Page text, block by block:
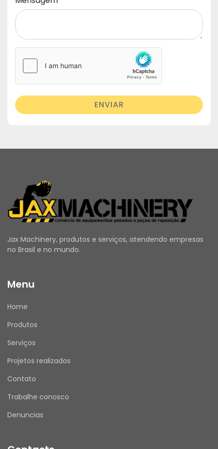
ENVIAR
Jax Machinery, produtos e serviços, atendendo empresas
no Brasil e no mundo.
Menu
Home
Produtos
Serviços
Projetos realizados
Contato
Trabalhe conosco
Denuncias